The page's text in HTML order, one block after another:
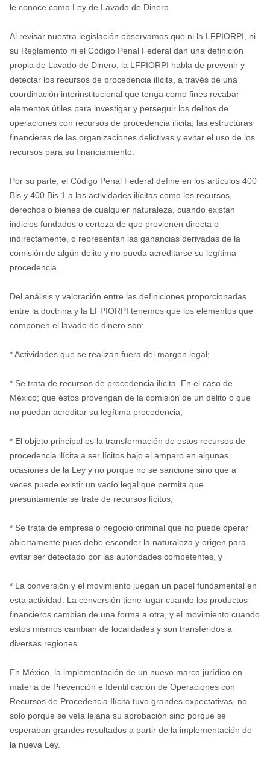
le conoce como Ley de Lavado de Dinero.
Al revisar nuestra legislación observamos que ni la LFPIORPI, ni
su Reglamento ni el Código Penal Federal dan una definición
propia de Lavado de Dinero, la LFPIORPI habla de prevenir y
detectar los recursos de procedencia ilícita, a través de una
coordinación interinstitucional que tenga como fines recabar
elementos útiles para investigar y perseguir los delitos de
operaciones con recursos de procedencia ilícita, las estructuras
financieras de las organizaciones delictivas y evitar el uso de los
recursos para su financiamiento.
Por su parte, el Código Penal Federal define en los artículos 400
Bis y 400 Bis 1 a las actividades ilícitas como los recursos,
derechos o bienes de cualquier naturaleza, cuando existan
indicios fundados o certeza de que provienen directa o
indirectamente, o representan las ganancias derivadas de la
comisión de algún delito y no pueda acreditarse su legítima
procedencia.
Del análisis y valoración entre las definiciones proporcionadas
entre la doctrina y la LFPIORPI tenemos que los elementos que
componen el lavado de dinero son:
* Actividades que se realizan fuera del margen legal;
* Se trata de recursos de procedencia ilícita. En el caso de
México; que éstos provengan de la comisión de un delito o que
no puedan acreditar su legítima procedencia;
* El objeto principal es la transformación de estos recursos de
procedencia ilícita a ser lícitos bajo el amparo en algunas
ocasiones de la Ley y no porque no se sancione sino que a
veces puede existir un vacío legal que permita que
presuntamente se trate de recursos lícitos;
* Se trata de empresa o negocio criminal que no puede operar
abiertamente pues debe esconder la naturaleza y origen para
evitar ser detectado por las autoridades competentes, y
* La conversión y el movimiento juegan un papel fundamental en
esta actividad. La conversión tiene lugar cuando los productos
financieros cambian de una forma a otra, y el movimiento cuando
estos mismos cambian de localidades y son transferidos a
diversas regiones.
En México, la implementación de un nuevo marco jurídico en
materia de Prevención e Identificación de Operaciones con
Recursos de Procedencia Ilícita tuvo grandes expectativas, no
solo porque se veía lejana su aprobación sino porque se
esperaban grandes resultados a partir de la implementación de
la nueva Ley.